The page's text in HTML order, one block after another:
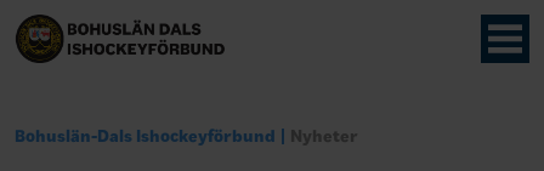
Bohuslän-Dals Ishockeyförbund Nyheter